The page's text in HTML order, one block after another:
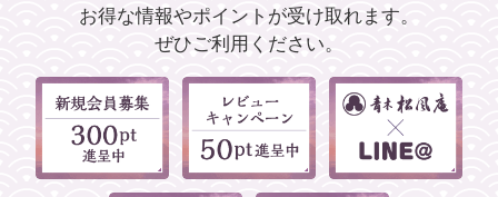
お得な情報やポイントが受け取れます。
ぜひご利用ください。